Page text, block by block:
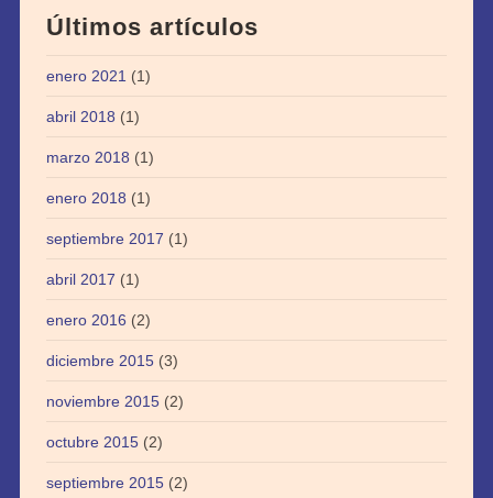
Últimos artículos
enero 2021 (1)
abril 2018 (1)
marzo 2018 (1)
enero 2018 (1)
septiembre 2017 (1)
abril 2017 (1)
enero 2016 (2)
diciembre 2015(3)
noviembre 2015(2)
octubre 2015(2)
septiembre 2015(2)